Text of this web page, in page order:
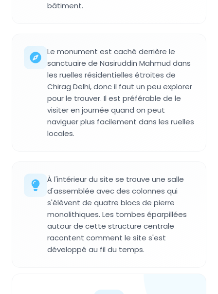
bâtiment.
Le monument est caché derrière le
sanctuaire de Nasiruddin Mahmud dans
les ruelles résidentielles étroites de
Chirag Delhi, donc il faut un peu explorer
pour le trouver. Il est préférable de le
visiter en journée quand on peut
naviguer plus facilement dans les ruelles
locales.
À l'intérieur du site se trouve une salle
d'assemblée avec des colonnes qui
s'élèvent de quatre blocs de pierre
monolithiques. Les tombes éparpillées
autour de cette structure centrale
racontent comment le site s'est
développé au fil du temps.